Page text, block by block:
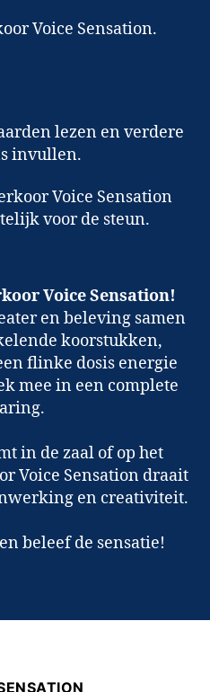
Voice Sensation.
lezen en verdere
invullen.
Voice Sensation
voor de steun.
Voice Sensation!
en beleving samen
koorstukken,
flinke dosis energie
mee in een complete
in de zaal of op het
Voice Sensation draait
en creativiteit.
beleef de sensatie!